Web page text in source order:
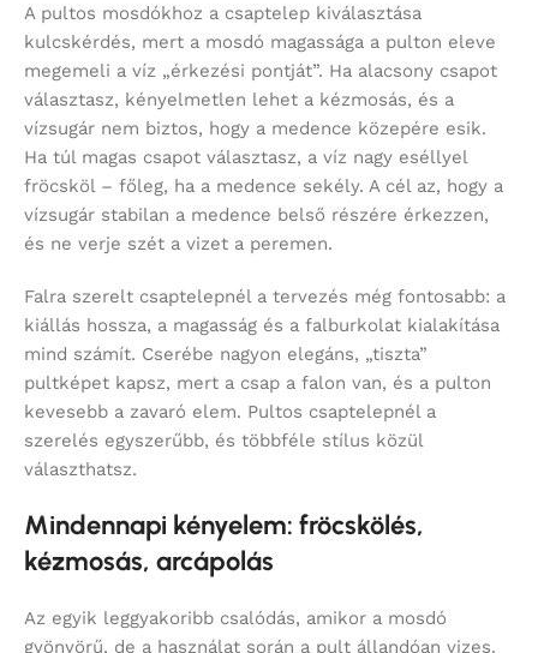
A pultos mosdókhoz a csaptelep kiválasztása
kulcskérdés, mert a mosdó magassága a pulton eleve
megemeli a víz „érkezési pontját”. Ha alacsony csapot
választasz, kényelmetlen lehet a kézmosás, és a
vízsugár nem biztos, hogy a medence közepére esik.
Ha túl magas csapot választasz, a víz nagy eséllyel
fröcsköl – főleg, ha a medence sekély. A cél az, hogy a
vízsugár stabilan a medence belső részére érkezzen,
és ne verje szét a vizet a peremen.
Falra szerelt csaptelepnél a tervezés még fontosabb: a
kiállás hossza, a magasság és a falburkolat kialakítása
mind számít. Cserébe nagyon elegáns, „tiszta”
pultképet kapsz, mert a csap a falon van, és a pulton
kevesebb a zavaró elem. Pultos csaptelepnél a
szerelés egyszerűbb, és többféle stílus közül
választhatsz.
Mindennapi kényelem: fröcskölés,
kézmosás, arcápolás
Az egyik leggyakoribb csalódás, amikor a mosdó
gyönyörű, de a használat során a pult állandóan vizes.